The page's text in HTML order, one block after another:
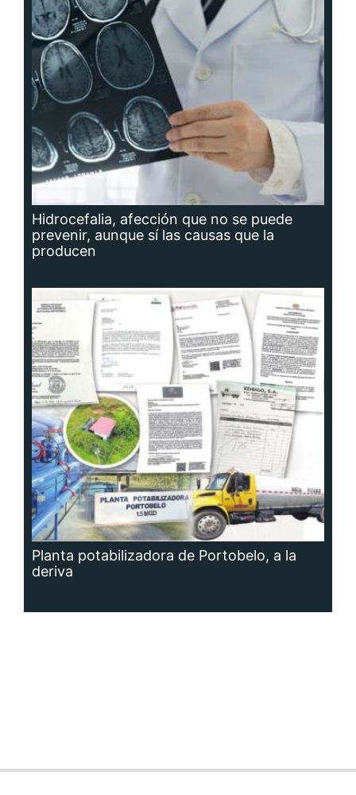
Hidrocefalia, afección que no se puede
prevenir, aunque sí las causas que la
producen
Planta potabilizadora de Portobelo, a la
deriva